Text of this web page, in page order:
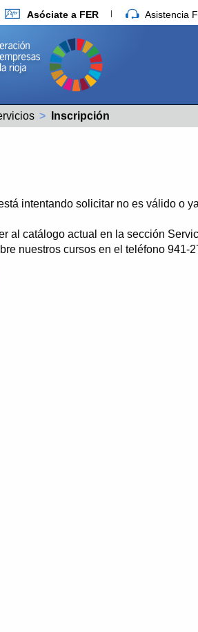
Asóciate a FER Asistencia
Actual:
Inscripción
intentando solicitar no es válido o
al catálogo actual en la sección
nuestros cursos en el teléfono 941-